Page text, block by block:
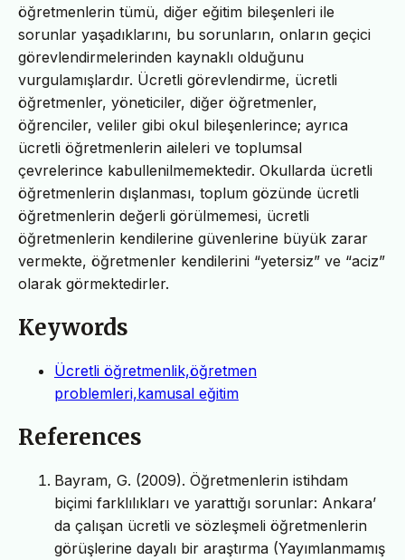
öğretmenlerin tümü, diğer eğitim bileşenleri ile
sorunlar yaşadıklarını, bu sorunların, onların geçici
görevlendirmelerinden kaynaklı olduğunu
vurgulamışlardır. Ücretli görevlendirme, ücretli
öğretmenler, yöneticiler, diğer öğretmenler,
öğrenciler, veliler gibi okul bileşenlerince; ayrıca
ücretli öğretmenlerin aileleri ve toplumsal
çevrelerince kabullenilmemektedir. Okullarda ücretli
öğretmenlerin dışlanması, toplum gözünde ücretli
öğretmenlerin değerli görülmemesi, ücretli
öğretmenlerin kendilerine güvenlerine büyük zarar
vermekte, öğretmenler kendilerini “yetersiz” ve “aciz”
olarak görmektedirler.
Keywords
Ücretli öğretmenlik,öğretmen
problemleri,kamusal eğitim
References
Bayram, G. (2009). Öğretmenlerin istihdam
biçimi farklılıkları ve yarattığı sorunlar: Ankara’
da çalışan ücretli ve sözleşmeli öğretmenlerin
görüşlerine dayalı bir araştırma (Yayımlanmamış